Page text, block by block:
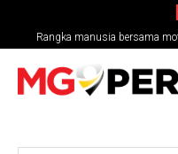
Rangka manusia bersama